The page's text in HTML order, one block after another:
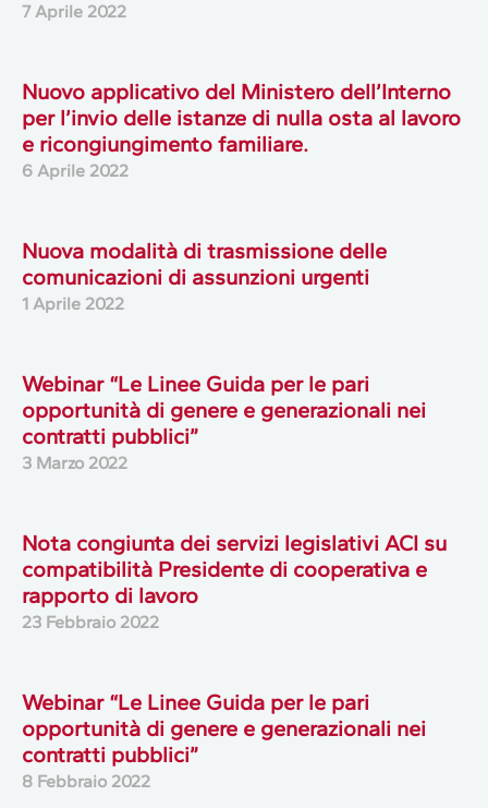
7 Aprile 2022
Nuovo applicativo del Ministero dell’Interno
per l’invio delle istanze di nulla osta al lavoro
e ricongiungimento familiare.
6 Aprile 2022
Nuova modalità di trasmissione delle
comunicazioni di assunzioni urgenti
1 Aprile 2022
Webinar “Le Linee Guida per le pari
opportunità di genere e generazionali nei
contratti pubblici”
3 Marzo 2022
Nota congiunta dei servizi legislativi ACI su
compatibilità Presidente di cooperativa e
rapporto di lavoro
23 Febbraio 2022
Webinar “Le Linee Guida per le pari
opportunità di genere e generazionali nei
contratti pubblici”
8 Febbraio 2022